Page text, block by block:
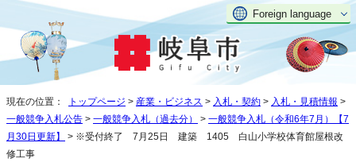
Foreign language
現在の位置： トップページ > 産業・ビジネス > 入札・契約 > 入札・見積情報 >
一般競争入札公告 > 一般競争入札（過去分） > 一般競争入札（令和6年7月）【7
月30日更新】
> ※受付終了 7月25日 建築 1405 白山小学校体育館屋根改
修工事